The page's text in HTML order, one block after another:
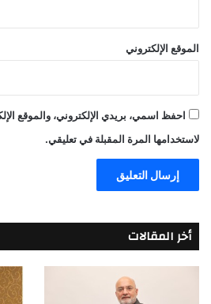
الموقع الإلكتروني
احفظ اسمي، بريدي الإلكتروني، والموقع
لاستخدامها المرة المقبلة في تعليقي.
أخر المقالات